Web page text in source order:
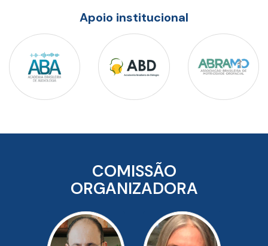
Apoio institucional
COMISSÃO
ORGANIZADORA